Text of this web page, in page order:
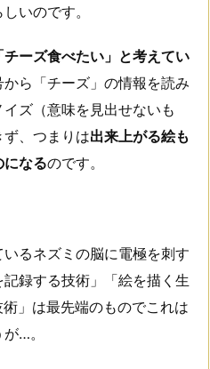
いのです。
ーズ食べたい」と考えてい
ら「チーズ」の情報を読み
ズ（意味を見出せないも
、つまりは出来上がる絵も
なるのです。
るネズミの脳に電極を刺す
録する技術」「絵を描く生
」は最先端のものでこれは
…。